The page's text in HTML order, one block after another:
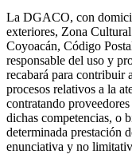
La DGACO, con
exteriores, Zona
Coyoacán, Código
responsable del uso y
recabará para contribuir
procesos relativos a la
contratando
dichas competencias, o
determinada prestación
enunciativa y no